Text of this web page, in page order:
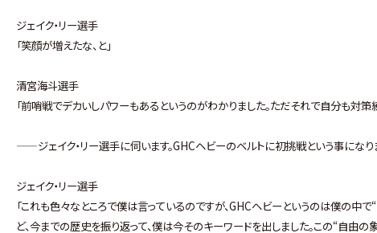
ジェイク・リー選手
「笑顔が増えたな、と」
清宮海斗選手
「前哨戦でデカいしパワーもあるというのがわかりました。ただそれで自分も対策
——ジェイク・リー選手に伺います。GHCヘビーのベルトに初挑戦という事になり
ジェイク・リー選手
「これも色々なところで僕は言っているのですが、GHCヘビーというのは僕の
ど、今までの歴史を振り返って、僕は今そのキーワードを出しました。この“自由